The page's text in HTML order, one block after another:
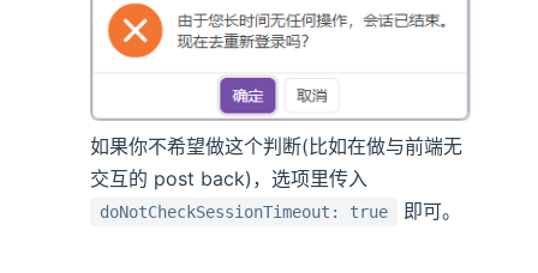
如果你不希望做这个判断(比如在做与前端无
交互的 post back)，选项里传入
doNotCheckSessionTimeout: true 即可。